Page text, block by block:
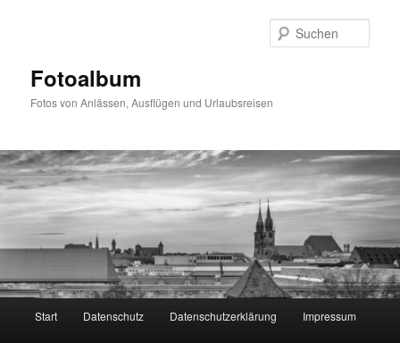
Fotoalbum
Fotos von Anlässen, Ausflügen und Urlaubsreisen
Start Datenschutz Datenschutzerklärung Impressum